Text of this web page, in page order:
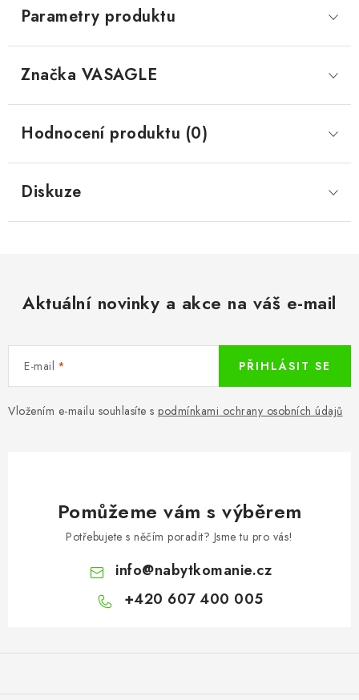
Parametry produktu
Značka VASAGLE
Hodnocení produktu (0)
Diskuze
Aktuální novinky a akce na váš e-mail
E-mail
Vložením e-mailu souhlasíte s podmínkami ochrany osobních údajů
PŘIHLÁSIT SE
Pomůžeme vám s výběrem
Potřebujete s něčím poradit? Jsme tu pro vás!
info@nabytkomanie.cz
+420 607 400 005